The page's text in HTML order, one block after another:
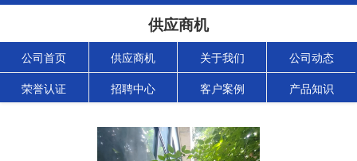
供应商机
公司首页 供应商机 关于我们 公司动态
荣誉认证 招聘中心 客户案例 产品知识